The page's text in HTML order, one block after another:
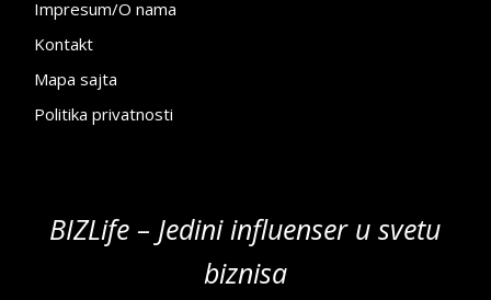
Impresum/O nama
Kontakt
Mapa sajta
Politika privatnosti
BIZLife – Jedini influenser u svetu
biznisa